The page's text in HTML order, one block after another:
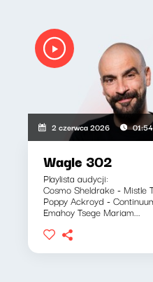
2 czerwca 2026
Wagle 302
Playlista audycji:
Cosmo Sheldrake - Mistle
Poppy Ackroyd -
Emahoy Tsege Mariam...